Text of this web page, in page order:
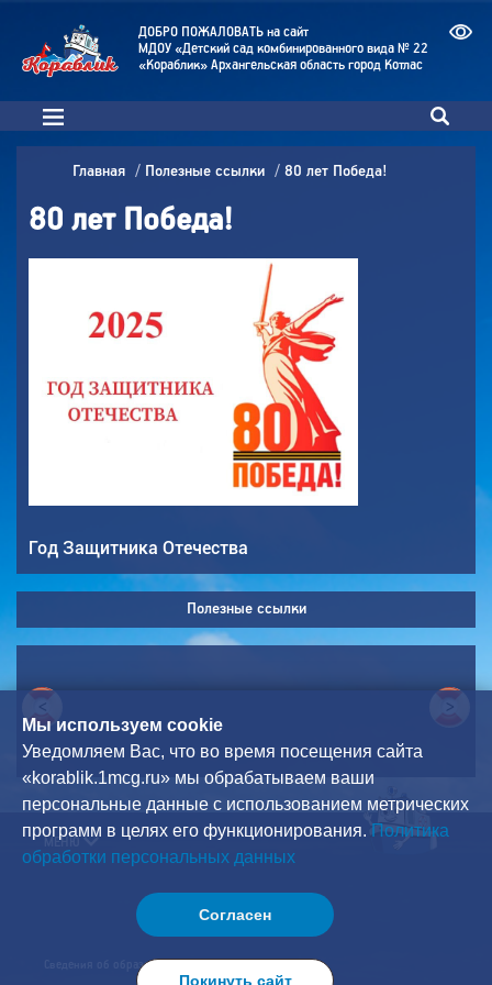
ДОБРО ПОЖАЛОВАТЬ на сайт
МДОУ «Детский сад комбинированного вида № 22
«Кораблик» Архангельская область город Котлас
Главная Полезные ссылки 80 лет Победа!
80 лет Победа!
Год Защитника Отечества
Полезные ссылки
< >
МЕНЮ
Сведения об образовательной организации
Мы используем cookie
Уведомляем Вас, что во время посещения сайта
«korablik.1mcg.ru» мы обрабатываем ваши
персональные данные с использованием метрических
программ в целях его функционирования. Политика
обработки персональных данных
Согласен
Покинуть сайт